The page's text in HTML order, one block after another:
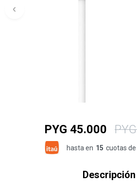
PYG 45.000 PYG
hasta en 15 cuotas de
Descripción